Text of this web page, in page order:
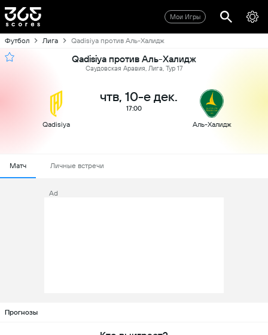
Мои Игры
Футбол Лига Qadisiya против Аль-Халидж
Qadisiya против Аль-Халидж
Саудовская Аравия, Лига, Тур 17
Qadisiya
чтв, 10-е дек.
17:00
Аль-Халидж
Матч Личные встречи
Ad
Прогнозы